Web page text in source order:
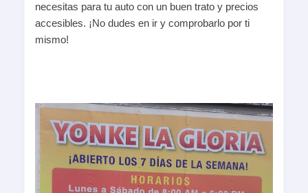
necesitas para tu auto con un buen trato y precios
accesibles. ¡No dudes en ir y comprobarlo por ti
mismo!